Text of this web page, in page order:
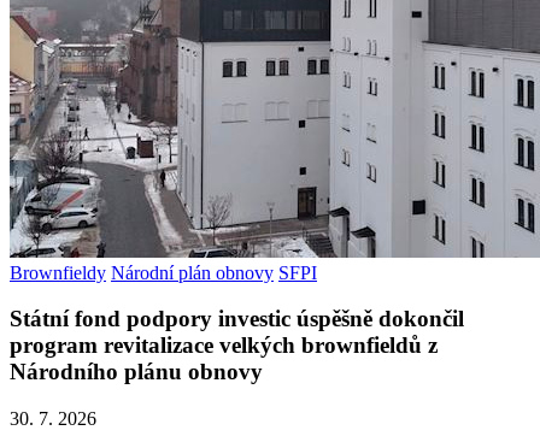
Brownfieldy Národní plán obnovy SFPI
Státní fond podpory investic úspěšně dokončil
program revitalizace velkých brownfieldů z
Národního plánu obnovy
30. 7. 2026